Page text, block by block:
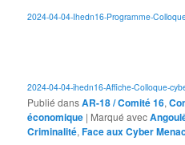
2024-04-04-Ihedn16-Programme-
2024-04-04-ihedn16-Affiche-Colloque-
Publié dansAR-18 / Comité 16,
économique | Marqué avec
Criminalité,Face aux Cyber